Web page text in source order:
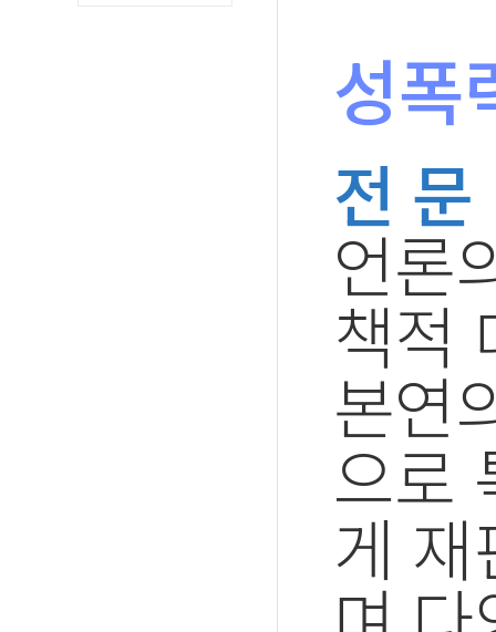
성폭
전 문
언론
책적
본연
으로
게